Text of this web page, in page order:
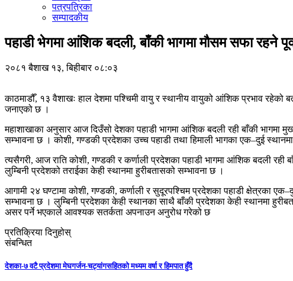
पत्रपत्रिका
सम्पादकीय
पहाडी भेगमा आंशिक बदली, बाँकी भागमा मौसम सफा रहने
२०८१ बैशाख १३, बिहीबार ०८:०३
काठमाडौँ, १३ वैशाखः हाल देशमा पश्चिमी वायु र स्थानीय वायुको आंशिक प्रभाव रहेको
जनाएको छ ।
महाशाखाका अनुसार आज दिउँसो देशका पहाडी भागमा आंशिक बदली रही बाँकी भागमा
सम्भावना छ । कोशी, गण्डकी प्रदेशका उच्च पहाडी तथा हिमाली भागका एक–दुई
त्यसैगरी, आज राति कोशी, गण्डकी र कर्णाली प्रदेशका पहाडी भागमा आंशिक बदली
लुम्बिनी प्रदेशको तराईका केही स्थानमा हुरीबतासको सम्भावना छ ।
आगामी २४ घण्टामा कोशी, गण्डकी, कर्णाली र सुदूरपश्चिम प्रदेशका पहाडी क्षेत्रका
सम्भावना छ । लुम्बिनी प्रदेशका केही स्थानका साथै बाँकी प्रदेशका केही स्थानमा
असर पर्ने भएकाले आवश्यक सतर्कता अपनाउन अनुरोध गरेको छ
प्रतिक्रिया दिनुहोस्
संबन्धित
देशका-७ वटै प्रदेशमा मेघगर्जन-चट्यांगसहितकाे मध्यम वर्षा र हिमपात हुँदै